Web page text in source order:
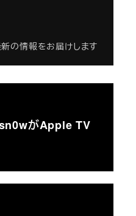
の情報をお届けします
がApple TV